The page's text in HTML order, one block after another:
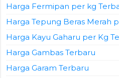
Harga Fermipan per kg
Harga Tepung Beras Merah
Harga Kayu Gaharu per Kg
Harga Gambas Terbaru
Harga Garam Terbaru